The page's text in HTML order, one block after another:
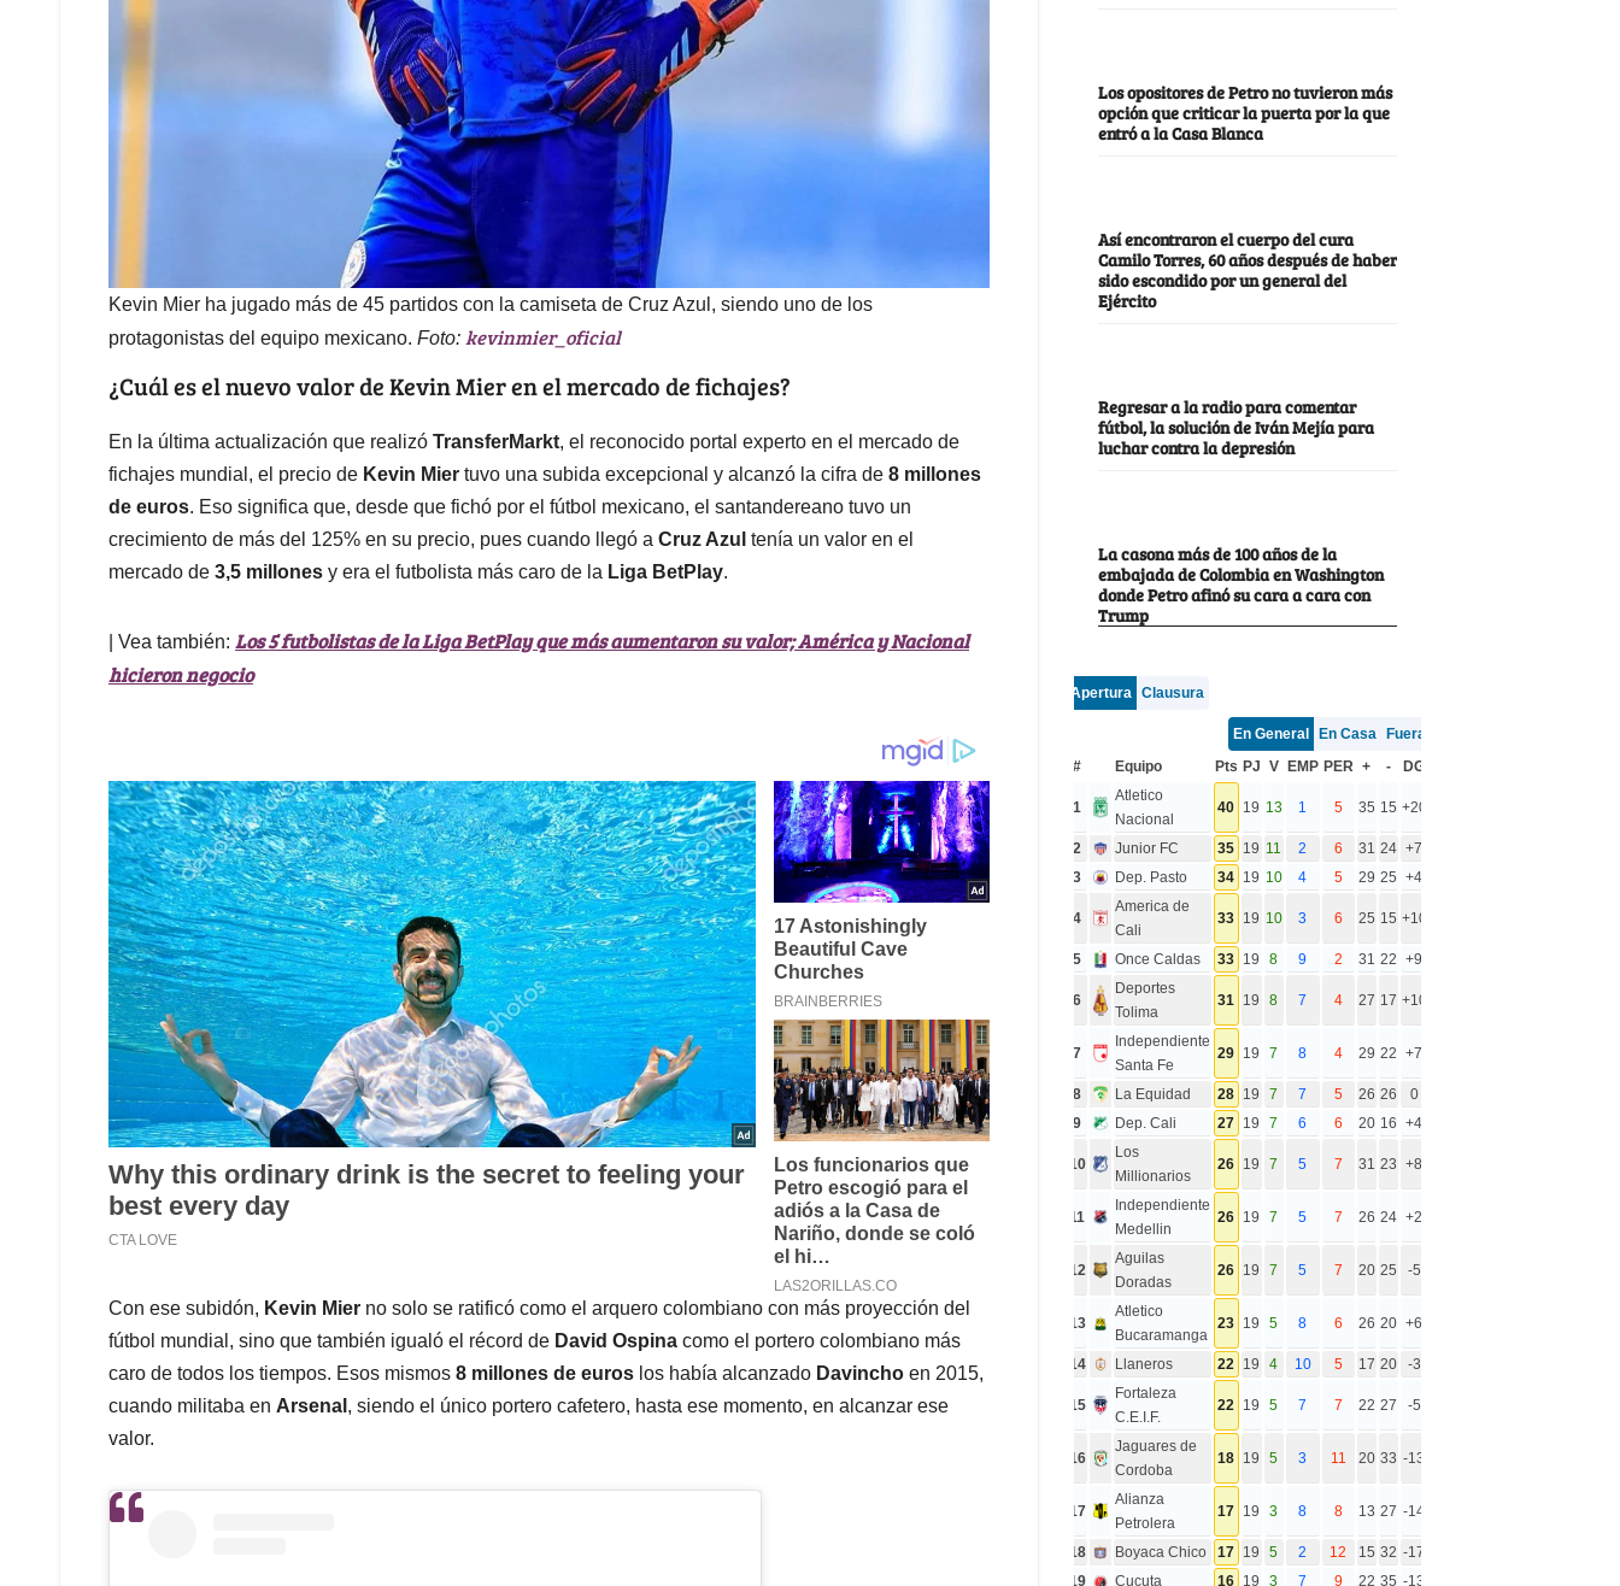
Kevin Mier ha jugado más de 45 partidos con la camiseta de Cruz Azul, siendo uno de los
protagonistas del equipo mexicano. Foto: kevinmier_oficial
¿Cuál es el nuevo valor de Kevin Mier en el mercado de fichajes?
En la última actualización que realizó TransferMarkt, el reconocido portal experto en el mercado de
fichajes mundial, el precio de Kevin Mier tuvo una subida excepcional y alcanzó la cifra de 8 millones
de euros. Eso significa que, desde que fichó por el fútbol mexicano, el santandereano tuvo un
crecimiento de más del 125% en su precio, pues cuando llegó a Cruz Azul tenía un valor en el
mercado de 3,5 millones y era el futbolista más caro de la Liga BetPlay.
| Vea también: Los 5 futbolistas de la Liga BetPlay que más aumentaron su valor; América y Nacional
hicieron negocio
Con ese subidón, Kevin Mier no solo se ratificó como el arquero colombiano con más proyección del
fútbol mundial, sino que también igualó el récord de David Ospina como el portero colombiano más
caro de todos los tiempos. Esos mismos 8 millones de euros los había alcanzado Davincho en 2015,
cuando militaba en Arsenal , siendo el único portero cafetero, hasta ese momento, en alcanzar ese
valor.
Los opositores de Petro no tuvieron más
opción que criticar la puerta por la que
entró a la Casa Blanca
Así encontraron el cuerpo del cura
Camilo Torres, 60 años después de haber
sido escondido por un general del
Ejército
Regresar a la radio para comentar
fútbol, la solución de Iván Mejía para
luchar contra la depresión
La casona más de 100 años de la
embajada de Colombia en Washington
donde Petro afinó su cara a cara con
Trump
Apertura Clausura
En General En Casa
Fuera
#
Equipo Pts PJ V EMP PER + - DG
1
Atletico
Nacional
40 19 13 1 5 35 15 +20
2 Junior FC 35 19 11 2 6 31 24 +7
3
Dep. Pasto 34 19 10 4 5 29 25 +4
4
America de
Cali
33 19 10 3 6 25 15 +10
5 Once Caldas 33 19 8 9 2 31 22 +9
6
Deportes
Tolima
31 19 8 7 4 27 17 +10
7
Independiente
Santa Fe
29 19 7 8 4 29 22 +7
8 La Equidad 28 19 7 7 5 26 26
0
9
Dep. Cali 27 19 7 6 6 20 16 +4
10
Los
Millionarios
26 19 7 5 7 31 23 +8
11
Independiente
Medellin
26 19 7 5 7 26 24 +2
12
Aguilas
Doradas
26 19 7 5 7 20 25 -5
13
Atletico
Bucaramanga
23 19 5 8 6 26 20 +6
14 Llaneros 22 19 4 10 5 17 20 -3
15
Fortaleza
C.E.I.F.
22 19 5 7 7 22 27 -5
16
Jaguares de
Cordoba
18 19 5 3 11 20 33 -13
17
Alianza
Petrolera
17 19 3 8 8 13 27 -14
18 Boyaca Chico 17 19 5 2 12 15 32 -17
19
Cucuta 16 19 3 7 9 22 35 -13